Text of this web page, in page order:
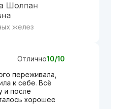
Шолпан
желез
Отлично10/10
переживала,
к себе. Всё
и после
хорошее